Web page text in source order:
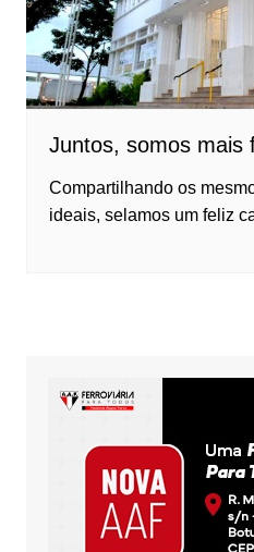
Juntos, somos mais
Compartilhando os
ideais, selamos um feliz